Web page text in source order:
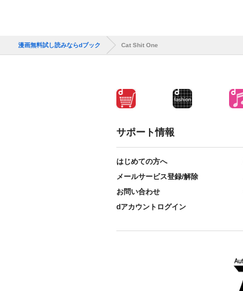
漫画無料試し読みならdブック Cat Shit One
サポート情報
はじめての方へ
メールサービス登録/解除
お問い合わせ
dアカウントログイン